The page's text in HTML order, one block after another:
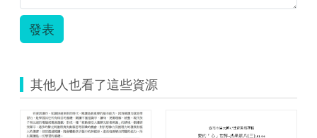
發表
其他人也看了這些資源